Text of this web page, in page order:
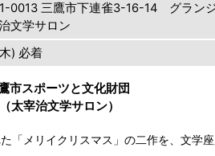
0013 三鷹市下連雀3-16-14 グラン
文学サロン
) 必着
市スポーツと文化財団
宰治文学サロン）
「メリイクリスマス」の二作を、文学